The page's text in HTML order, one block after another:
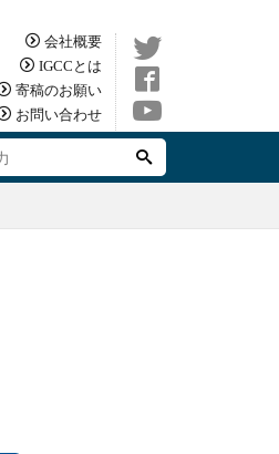
会社概要
IGCCとは
寄稿のお願い
お問い合わせ